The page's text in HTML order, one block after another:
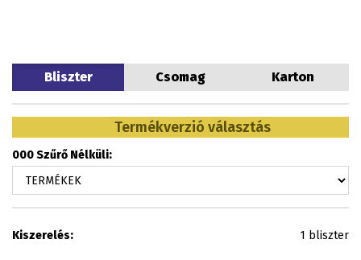
Bliszter Csomag Karton
Termékverzió választás
000 Szűrő Nélküli:
Kiszerelés: 1 bliszter